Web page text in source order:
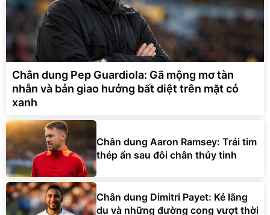
Chân dung Pep Guardiola: Gã mộng mơ tàn
nhẫn và bản giao hưởng bất diệt trên mặt cỏ
xanh
Chân dung Aaron Ramsey: Trái tim
thép ẩn sau đôi chân thủy tinh
Chân dung Dimitri Payet: Kẻ lãng
du và những đường cong vượt thời